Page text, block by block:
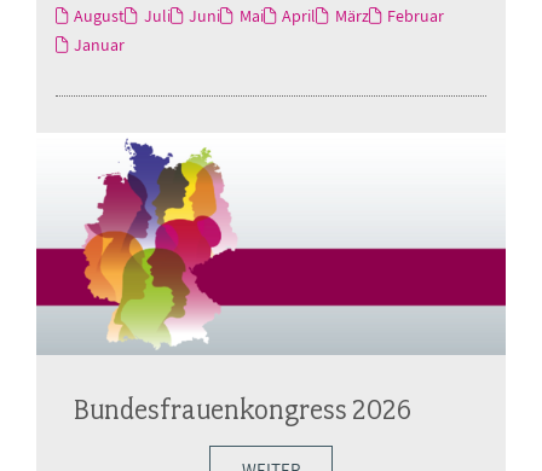
August
Juli Juni Mai April März
Februar
Januar
Bundesfrauenkongress 2026